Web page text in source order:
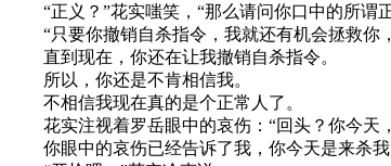
“正义？”花实嗤笑，“那么请问你口中的所谓
“只要你撤销自杀指令，我就还有机会拯救你
直到现在，你还在让我撤销自杀指令。
所以，你还是不肯相信我。
不相信我现在真的是个正常人了。
花实注视着罗岳眼中的哀伤：“回头？你今天
你眼中的哀伤已经告诉了我，你今天是来杀我